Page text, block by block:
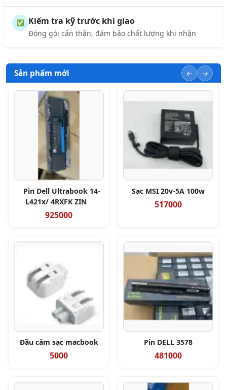
✅ Kiểm tra kỹ trước khi giao
Đóng gói cẩn thận, đảm bảo chất lượng khi nhận
Sản phẩm mới
Pin Dell Ultrabook 14-
L421x/ 4RXFK ZIN
925000
Sạc MSI 20v-5A 100w
517000
Đầu cắm sạc macbook
5000
Pin DELL 3578
481000